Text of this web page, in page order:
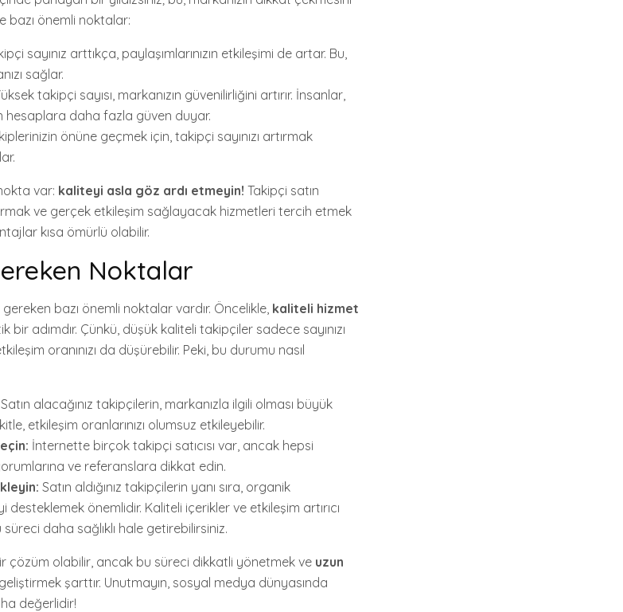
bazı önemli noktalar:
sayınız arttıkça, paylaşımlarınızın etkileşimi de artar. Bu,
sağlar.
takipçi sayısı, markanızın güvenilirliğini artırır. İnsanlar,
hesaplara daha fazla güven duyar.
önüne geçmek için, takipçi sayınızı artırmak
var: kaliteyi asla göz ardı etmeyin! Takipçi satın
ve gerçek etkileşim sağlayacak hizmetleri tercih etmek
kısa ömürlü olabilir.
Noktalar
bazı önemli noktalar vardır. Öncelikle, kaliteli hizmet
bir adımdır. Çünkü, düşük kaliteli takipçiler sadece sayınızı
oranınızı da düşürebilir. Peki, bu durumu nasıl
Satın alacağınız takipçilerin, markanızla ilgili olması büyük
etkileşim oranlarınızı olumsuz etkileyebilir.
İnternette birçok takipçi satıcısı var, ancak hepsi
ve referanslara dikkat edin.
Satın aldığınız takipçilerin yanı sıra, organik
önemlidir. Kaliteli içerikler ve etkileşim artırıcı
daha sağlıklı hale getirebilirsiniz.
çözüm olabilir, ancak bu süreci dikkatli yönetmek ve uzun
şarttır. Unutmayın, sosyal medya dünyasında
değerlidir!